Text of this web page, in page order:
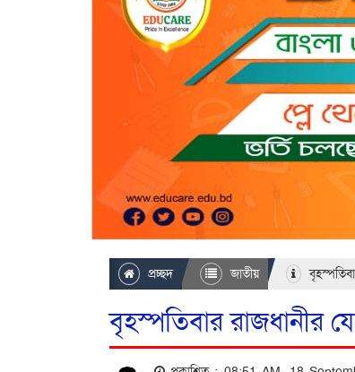
প্রচ্ছদ জাতীয়
বৃহস্পতিবার রাজধানীর